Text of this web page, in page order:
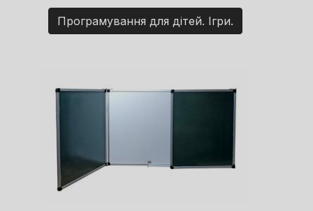
Програмування для дітей. Ігри.